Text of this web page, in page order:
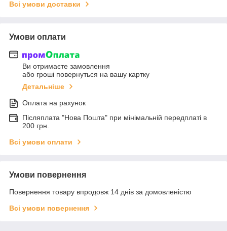
Всі умови доставки
Умови оплати
Ви отримаєте замовлення
або гроші повернуться на вашу картку
Детальніше
Оплата на рахунок
Післяплата "Нова Пошта" при мінімальній передплаті в
200 грн.
Всі умови оплати
Умови повернення
Повернення товару впродовж 14 днів за домовленістю
Всі умови повернення